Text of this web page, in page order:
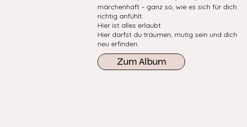
märchenhaft – ganz so, wie es sich für dich
richtig anfühlt.
Hier ist alles erlaubt.
Hier darfst du träumen, mutig sein und dich
neu erfinden.
Zum Album